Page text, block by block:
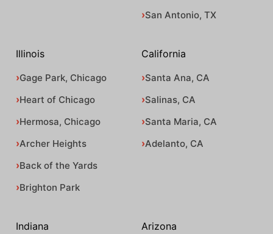
San Antonio, TX
Illinois
Gage Park, Chicago
Heart of Chicago
Hermosa, Chicago
Archer Heights
Back of the Yards
Brighton Park
California
Santa Ana, CA
Salinas, CA
Santa Maria, CA
Adelanto, CA
Indiana Arizona